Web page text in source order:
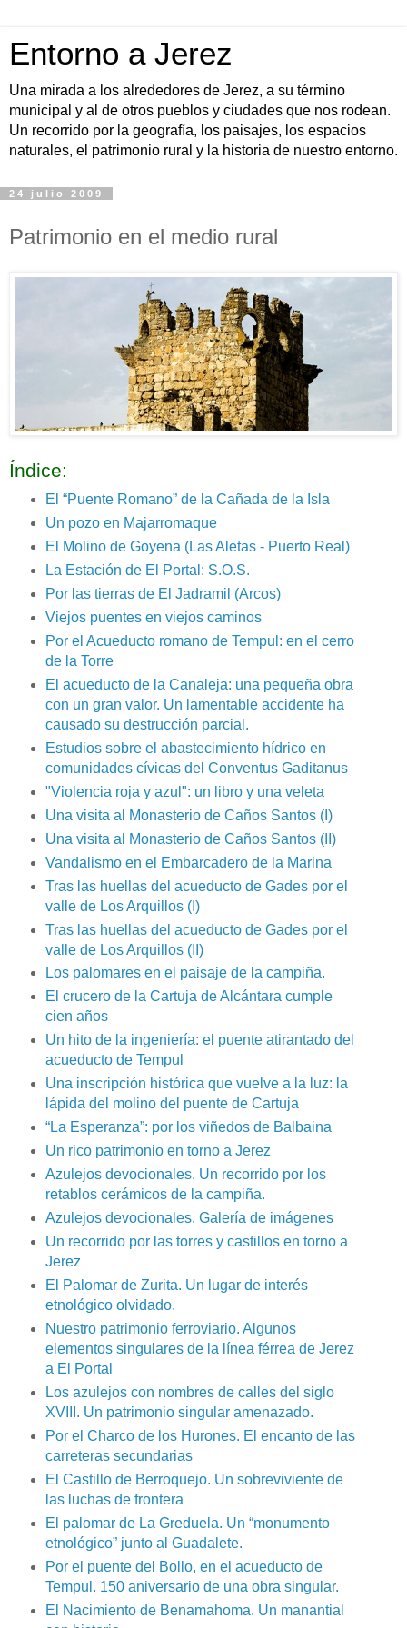
Entorno a Jerez
Una mirada a los alrededores de Jerez, a su término
municipal y al de otros pueblos y ciudades que nos rodean.
Un recorrido por la geografía, los paisajes, los espacios
naturales, el patrimonio rural y la historia de nuestro entorno.
24 julio 2009
Patrimonio en el medio rural
Índice:
El “Puente Romano” de la Cañada de la Isla
Un pozo en Majarromaque
El Molino de Goyena (Las Aletas - Puerto Real)
La Estación de El Portal: S.O.S.
Por las tierras de El Jadramil (Arcos)
Viejos puentes en viejos caminos
Por el Acueducto romano de Tempul: en el cerro
de la Torre
El acueducto de la Canaleja: una pequeña obra
con un gran valor. Un lamentable accidente ha
causado su destrucción parcial.
Estudios sobre el abastecimiento hídrico en
comunidades cívicas del Conventus Gaditanus
"Violencia roja y azul": un libro y una veleta
Una visita al Monasterio de Caños Santos (I)
Una visita al Monasterio de Caños Santos (II)
Vandalismo en el Embarcadero de la Marina
Tras las huellas del acueducto de Gades por el
valle de Los Arquillos (I)
Tras las huellas del acueducto de Gades por el
valle de Los Arquillos (II)
Los palomares en el paisaje de la campiña.
El crucero de la Cartuja de Alcántara cumple
cien años
Un hito de la ingeniería: el puente atirantado del
acueducto de Tempul
Una inscripción histórica que vuelve a la luz: la
lápida del molino del puente de Cartuja
“La Esperanza”: por los viñedos de Balbaina
Un rico patrimonio en torno a Jerez
Azulejos devocionales. Un recorrido por los
retablos cerámicos de la campiña.
Azulejos devocionales. Galería de imágenes
Un recorrido por las torres y castillos en torno a
Jerez
El Palomar de Zurita. Un lugar de interés
etnológico olvidado.
Nuestro patrimonio ferroviario. Algunos
elementos singulares de la línea férrea de Jerez
a El Portal
Los azulejos con nombres de calles del siglo
XVIII. Un patrimonio singular amenazado.
Por el Charco de los Hurones. El encanto de las
carreteras secundarias
El Castillo de Berroquejo. Un sobreviviente de
las luchas de frontera
El palomar de La Greduela. Un “monumento
etnológico” junto al Guadalete.
Por el puente del Bollo, en el acueducto de
Tempul. 150 aniversario de una obra singular.
El Nacimiento de Benamahoma. Un manantial